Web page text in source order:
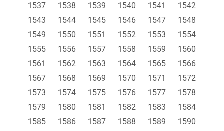
1537
1538 1539 1540 1541
1542
1543
1544 1545 1546 1547
1548
1549
1550 1551 1552 1553
1554
1555
1556 1557 1558 1559
1560
1561
1562 1563 1564 1565
1566
1567
1568 1569 1570 1571
1572
1573
1574 1575 1576 1577
1578
1579
1580 1581 1582 1583
1584
1585
1586 1587 1588 1589
1590